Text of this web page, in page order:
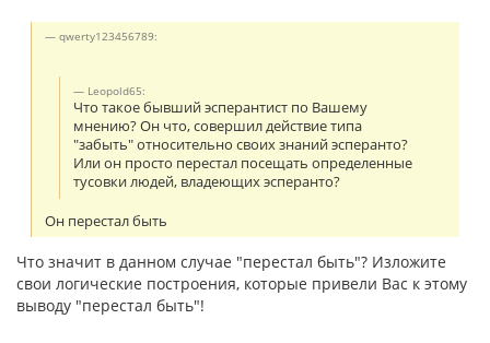
qwerty123456789:
Leopold65:
Что такое бывший эсперантист по Вашему
мнению? Он что, совершил действие типа
"забыть" относительно своих знаний эсперанто?
Или он просто перестал посещать определенные
тусовки людей, владеющих эсперанто?
Он перестал быть
Что значит в данном случае "перестал быть"? Изложите
свои логические построения, которые привели Вас к этому
выводу "перестал быть"!